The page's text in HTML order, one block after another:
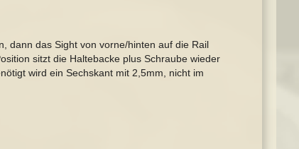
dann das Sight von vorne/hinten auf die Rail
sitzt die Haltebacke plus Schraube wieder
wird ein Sechskant mit 2,5mm, nicht im